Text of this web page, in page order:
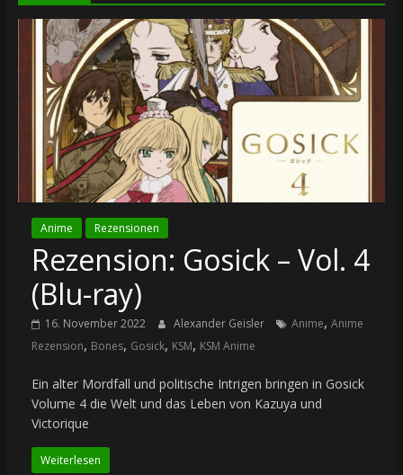
Anime Rezensionen
Rezension: Gosick – Vol. 4
(Blu-ray)
16. November 2022 Alexander Geisler Anime, Anime
Rezension, Bones, Gosick, KSM, KSM Anime
Ein alter Mordfall und politische Intrigen bringen in Gosick
Volume 4 die Welt und das Leben von Kazuya und
Victorique
Weiterlesen